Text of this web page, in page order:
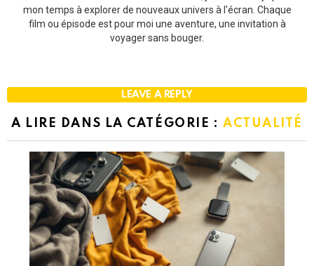
mon temps à explorer de nouveaux univers à l'écran. Chaque
film ou épisode est pour moi une aventure, une invitation à
voyager sans bouger.
LEAVE A REPLY
A LIRE DANS LA CATÉGORIE : ACTUALITÉ